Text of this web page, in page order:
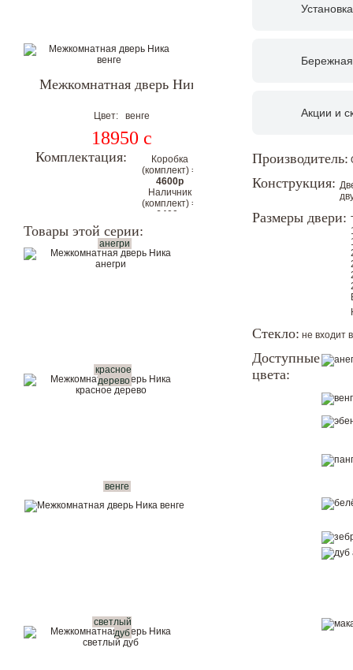
Межкомнатная дверь Ника
Цвет: венге
18950 c
Комплектация:
Коробка
(комплект) =
4600р
Наличник
(комплект) =
6400р
коробкой и
Показать в интерьере
Рассчитать комплект
Товары этой серии:
анегри
красное
дерево
венге
светлый
дуб
Акции и
Производитель:
Конструкция:
Размеры двери:
Стекло: не входит
Доступные
цвета: